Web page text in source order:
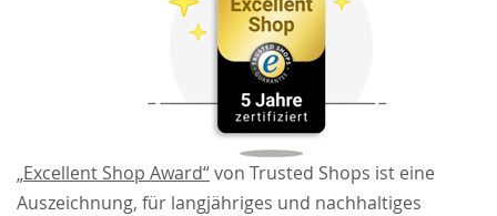
„Excellent Shop Award“von Trusted Shops ist eine
Auszeichnung, für langjähriges und nachhaltiges